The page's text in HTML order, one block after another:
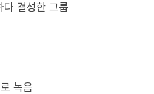
다 결성한 그룹
녹음